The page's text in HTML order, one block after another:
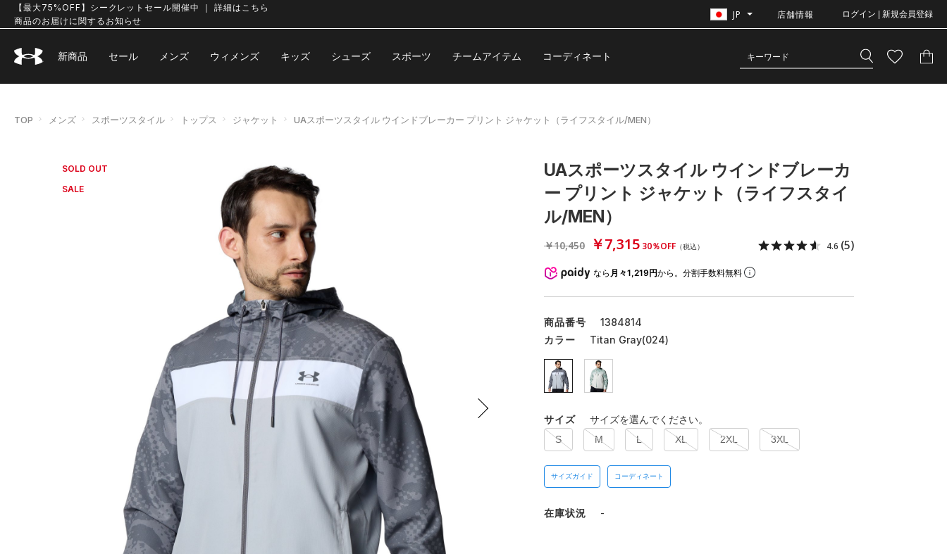
【最大75%OFF】シークレットセール開催中 ｜ 詳細はこちら
商品のお届けに関するお知らせ
JP 店舗情報 ログイン | 新規会員登録
新商品 セール メンズ ウィメンズ キッズ シューズ スポーツ チームアイテム コーディネート
TOP メンズ スポーツスタイル トップス ジャケット UAスポーツスタイル ウインドブレーカー プリント ジャケット（ライフスタイル/MEN）
SOLD OUT
SALE
UAスポーツスタイル ウインドブレーカ
ー プリント ジャケット（ライフスタイ
ル/MEN）
￥10,450 ￥7,315 30％OFF （税込） 4.6 (5)
なら 月々1,219円から。分割手数料無料
商品番号
1384814
カラー
Titan Gray(024)
サイズ サイズを選んでください。
S M L XL 2XL 3XL
サイズガイド コーディネート
在庫状況 -